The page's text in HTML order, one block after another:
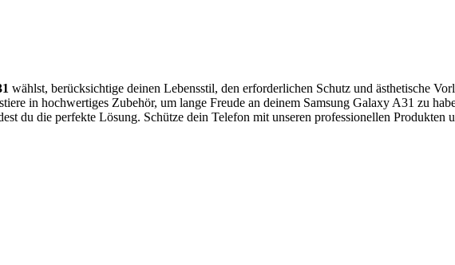
wählst, berücksichtige deinen Lebensstil, den erforderlichen Schutz und ästhetische
in hochwertiges Zubehör, um lange Freude an deinem Samsung Galaxy A31 zu
du die perfekte Lösung. Schütze dein Telefon mit unseren professionellen